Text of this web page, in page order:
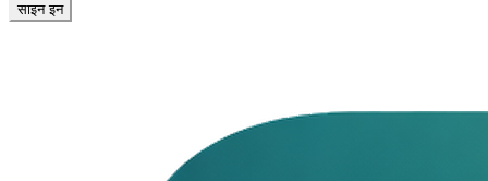
साइन इन